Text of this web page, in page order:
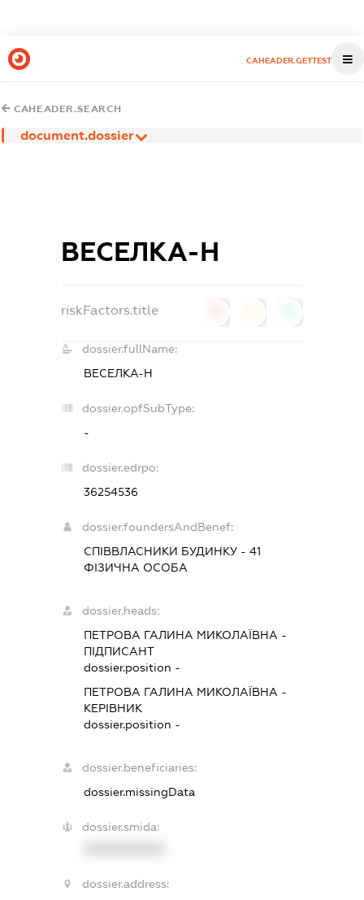
CAHEADER.GETTEST
CAHEADER.SEARCH
document.dossier
ВЕСЕЛКА-Н
riskFactors.title
dossier.fullName:
ВЕСЕЛКА-Н
dossier.opfSubType:
-
dossier.edrpo:
36254536
dossier.foundersAndBenef:
СПІВВЛАСНИКИ БУДИНКУ - 41
ФІЗИЧНА ОСОБА
dossier.heads:
ПЕТРОВА ГАЛИНА МИКОЛАЇВНА -
ПІДПИСАНТ
dossier.position -
ПЕТРОВА ГАЛИНА МИКОЛАЇВНА -
КЕРІВНИК
dossier.position -
dossier.beneficiaries:
dossier.missingData
dossier.smida:
dossier.address: